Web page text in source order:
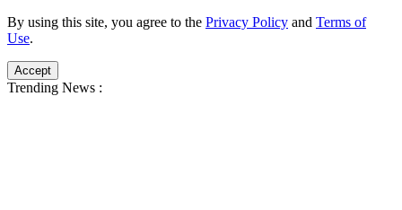
By using this site, you agree to the Privacy Policy and Terms of
Use.
Accept
Trending News :